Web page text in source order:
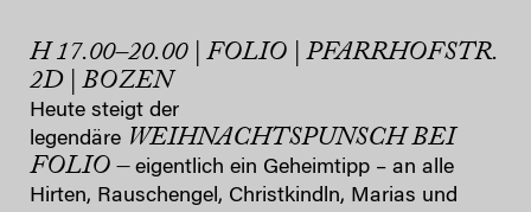
H 17.00–20.00 | FOLIO | PFARRHOFSTR.
2D | BOZEN
Heute steigt der
legendäre WEIHNACHTSPUNSCH BEI
FOLIO – eigentlich ein Geheimtipp – an alle
Hirten, Rauschengel, Christkindln, Marias und